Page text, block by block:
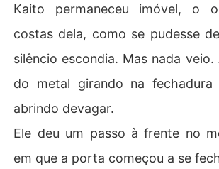
Kaito permaneceu imóvel, o
costas dela, como se pudesse
silêncio escondia. Mas nada veio.
do metal girando na
abrindo devagar.
Ele deu um passo à frente no
em que a porta começou a se